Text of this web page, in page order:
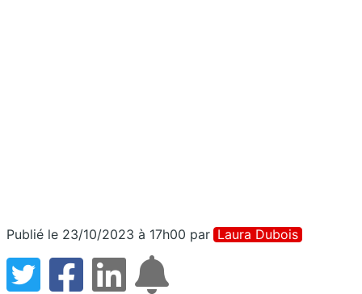
Publié le 23/10/2023 à 17h00 par Laura Dubois